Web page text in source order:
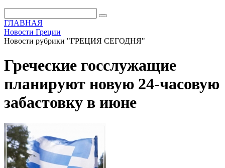
ГЛАВНАЯ
Новости Греции
Новости рубрики "ГРЕЦИЯ СЕГОДНЯ"
Греческие госслужащие
планируют новую 24-часовую
забастовку в июне